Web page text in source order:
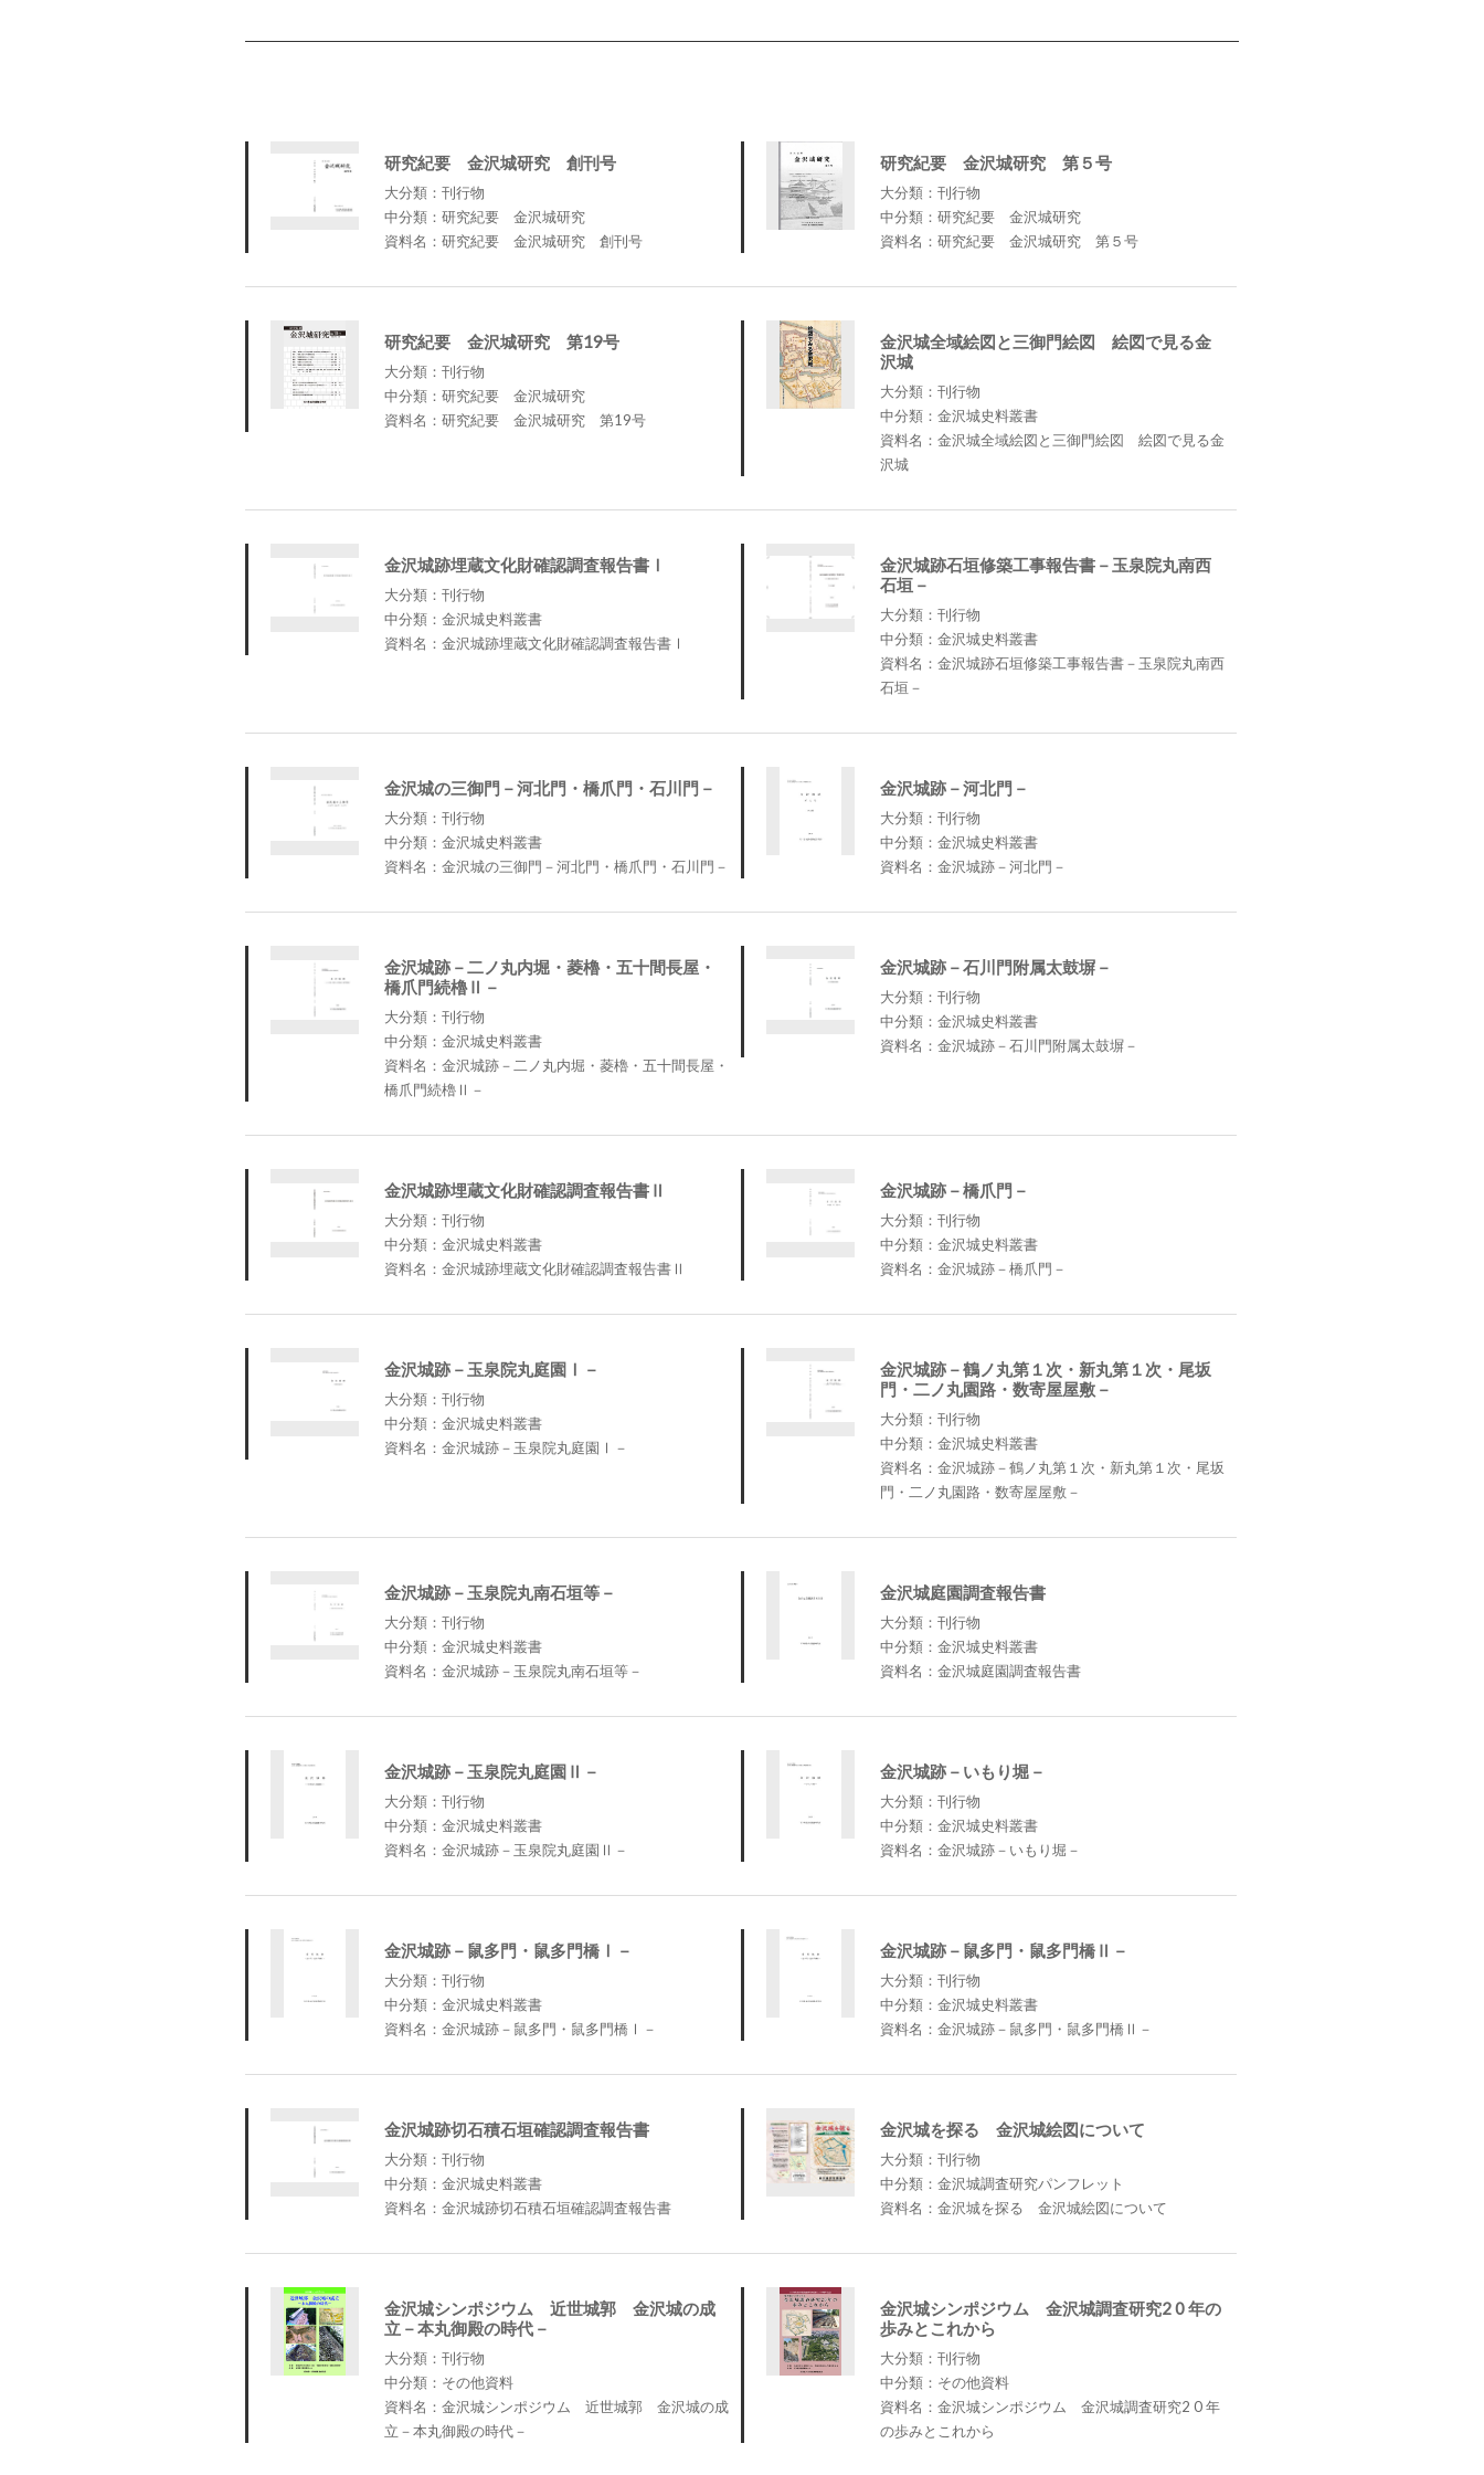
研究紀要 金沢城研究 創刊号
大分類：刊行物
中分類：研究紀要 金沢城研究
資料名：研究紀要 金沢城研究 創刊号
研究紀要 金沢城研究 第５号
大分類：刊行物
中分類：研究紀要 金沢城研究
資料名：研究紀要 金沢城研究 第５号
研究紀要 金沢城研究 第19号
大分類：刊行物
中分類：研究紀要 金沢城研究
資料名：研究紀要 金沢城研究 第19号
金沢城全域絵図と三御門絵図 絵図で見る金
沢城
大分類：刊行物
中分類：金沢城史料叢書
資料名：金沢城全域絵図と三御門絵図 絵図で見る金
沢城
金沢城跡埋蔵文化財確認調査報告書Ⅰ
大分類：刊行物
中分類：金沢城史料叢書
資料名：金沢城跡埋蔵文化財確認調査報告書Ⅰ
金沢城跡石垣修築工事報告書－玉泉院丸南西
石垣－
大分類：刊行物
中分類：金沢城史料叢書
資料名：金沢城跡石垣修築工事報告書－玉泉院丸南西
石垣－
金沢城の三御門－河北門・橋爪門・石川門－
大分類：刊行物
中分類：金沢城史料叢書
資料名：金沢城の三御門－河北門・橋爪門・石川門－
金沢城跡－河北門－
大分類：刊行物
中分類：金沢城史料叢書
資料名：金沢城跡－河北門－
金沢城跡－二ノ丸内堀・菱櫓・五十間長屋・
橋爪門続櫓Ⅱ－
大分類：刊行物
中分類：金沢城史料叢書
資料名：金沢城跡－二ノ丸内堀・菱櫓・五十間長屋・
橋爪門続櫓Ⅱ－
金沢城跡－石川門附属太鼓塀－
大分類：刊行物
中分類：金沢城史料叢書
資料名：金沢城跡－石川門附属太鼓塀－
金沢城跡埋蔵文化財確認調査報告書Ⅱ
大分類：刊行物
中分類：金沢城史料叢書
資料名：金沢城跡埋蔵文化財確認調査報告書Ⅱ
金沢城跡－橋爪門－
大分類：刊行物
中分類：金沢城史料叢書
資料名：金沢城跡－橋爪門－
金沢城跡－玉泉院丸庭園Ⅰ－
大分類：刊行物
中分類：金沢城史料叢書
資料名：金沢城跡－玉泉院丸庭園Ⅰ－
金沢城跡－鶴ノ丸第１次・新丸第１次・尾坂
門・二ノ丸園路・数寄屋屋敷－
大分類：刊行物
中分類：金沢城史料叢書
資料名：金沢城跡－鶴ノ丸第１次・新丸第１次・尾坂
門・二ノ丸園路・数寄屋屋敷－
金沢城跡－玉泉院丸南石垣等－
大分類：刊行物
中分類：金沢城史料叢書
資料名：金沢城跡－玉泉院丸南石垣等－
金沢城庭園調査報告書
大分類：刊行物
中分類：金沢城史料叢書
資料名：金沢城庭園調査報告書
金沢城跡－玉泉院丸庭園Ⅱ－
大分類：刊行物
中分類：金沢城史料叢書
資料名：金沢城跡－玉泉院丸庭園Ⅱ－
金沢城跡－いもり堀－
大分類：刊行物
中分類：金沢城史料叢書
資料名：金沢城跡－いもり堀－
金沢城跡－鼠多門・鼠多門橋Ⅰ－
大分類：刊行物
中分類：金沢城史料叢書
資料名：金沢城跡－鼠多門・鼠多門橋Ⅰ－
金沢城跡－鼠多門・鼠多門橋Ⅱ－
大分類：刊行物
中分類：金沢城史料叢書
資料名：金沢城跡－鼠多門・鼠多門橋Ⅱ－
金沢城跡切石積石垣確認調査報告書
大分類：刊行物
中分類：金沢城史料叢書
資料名：金沢城跡切石積石垣確認調査報告書
金沢城を探る 金沢城絵図について
大分類：刊行物
中分類：金沢城調査研究パンフレット
資料名：金沢城を探る 金沢城絵図について
金沢城シンポジウム 近世城郭 金沢城の成
立－本丸御殿の時代－
大分類：刊行物
中分類：その他資料
資料名：金沢城シンポジウム 近世城郭 金沢城の成
立－本丸御殿の時代－
金沢城シンポジウム 金沢城調査研究2 0 年の
歩みとこれから
大分類：刊行物
中分類：その他資料
資料名：金沢城シンポジウム 金沢城調査研究2 0 年
の歩みとこれから